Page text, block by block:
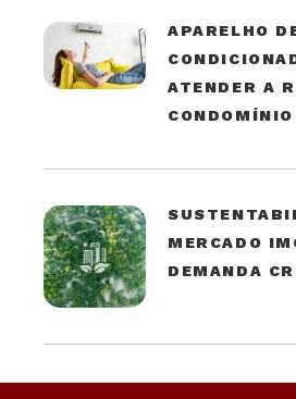
APARELHO
ATENDER A
CONDOMÍNIO
MERCADO
DEMANDA